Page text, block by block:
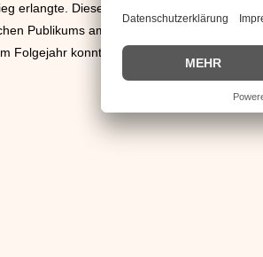
erlangte. Dieser herausragenden
Publikums am Tennis, das durch die
Folgejahr konnte der junge Tennisspieler